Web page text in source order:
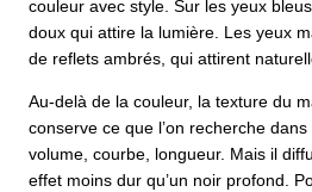
couleur avec style. Sur les yeux
doux qui attire la lumière. Les yeux
de reflets ambrés, qui attirent
Au-delà de la couleur, la texture du
conserve ce que l’on recherche
volume, courbe, longueur. Mais il
effet moins dur qu’un noir profond.